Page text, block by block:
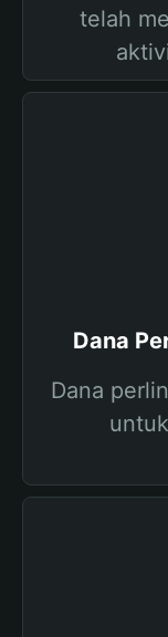
telah
Dana
Dana